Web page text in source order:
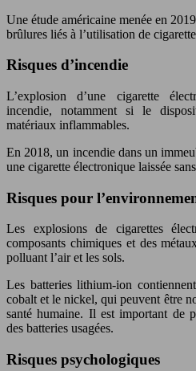
Une étude américaine menée en
brûlures liés à l’utilisation de
Risques d’incendie
L’explosion d’une cigarette
incendie, notamment si le
matériaux inflammables.
En 2018, un incendie dans un
une cigarette électronique laissée
Risques pour
Les explosions de cigarettes
composants chimiques et des
polluant l’air et les sols.
Les batteries lithium-ion
cobalt et le nickel, qui peuvent être
santé humaine. Il est important de
des batteries usagées.
Risques psychologiques